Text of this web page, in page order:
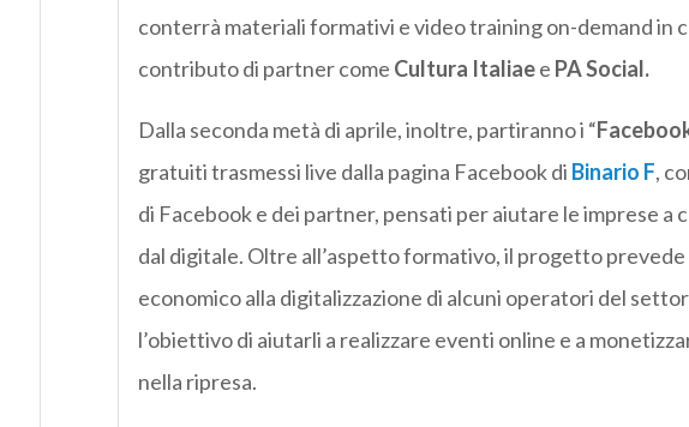
conterrà materiali formativi e video training on-demand in
contributo di partner come Cultura Italiaee PA Social.
Dalla seconda metà di aprile, inoltre, partiranno i “
gratuiti trasmessi live dalla pagina Facebook di Binario F,
di Facebook e dei partner, pensati per aiutare le imprese
dal digitale. Oltre all’aspetto formativo, il progetto
economico alla digitalizzazione di alcuni operatori del
l’obiettivo di aiutarli a realizzare eventi online e a
nella ripresa.